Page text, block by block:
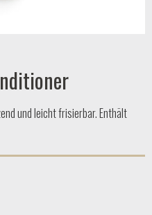
und leicht frisierbar. Enthält